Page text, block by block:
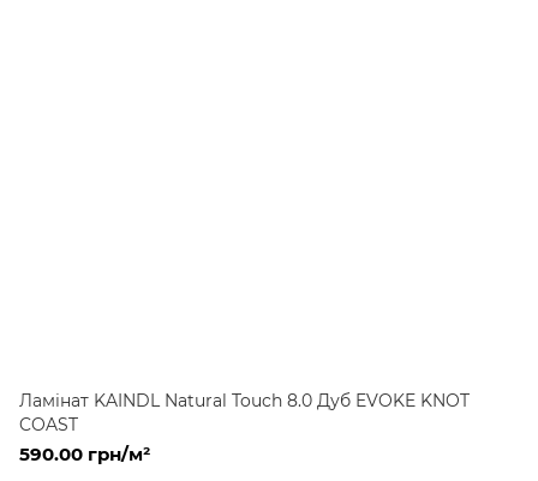
Ламінат KAINDL Natural Touch 8.0 Дуб EVOKE KNOT
COAST
590.00 грн/м²